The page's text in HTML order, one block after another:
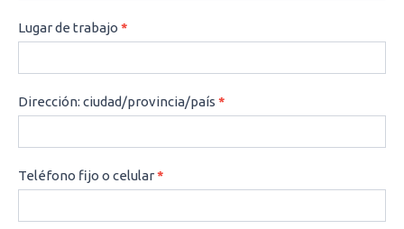
Lugar de trabajo *
Dirección: ciudad/provincia/país *
Teléfono fijo o celular*